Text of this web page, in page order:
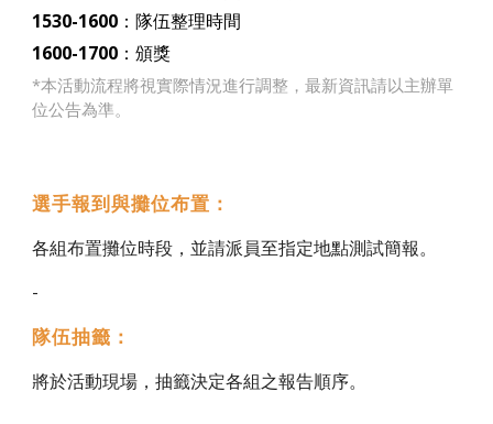
1530-1600 ：隊伍整理時間
1600-1700 ：頒獎
*本活動流程將視實際情況進行調整，最新資訊請以主辦單
位公告為準。
選手報到與攤位布置：
各組布置攤位時段，並請派員至指定地點測試簡報。
-
隊伍抽籤 ：
將於活動現場，抽籤決定各組之報告順序。